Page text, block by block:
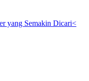
yang Semakin Dicari<